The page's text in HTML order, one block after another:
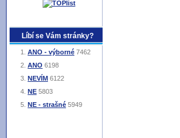
Líbí se Vám stránky?
ANO - výborné 7462
ANO 6198
NEVÍM 6122
NE 5803
NE - strašné 5949